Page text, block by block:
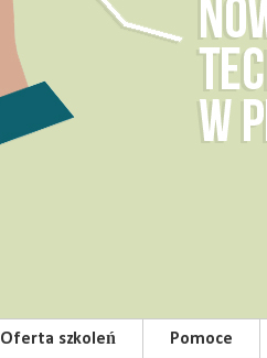
Oferta szkoleń Pomoce